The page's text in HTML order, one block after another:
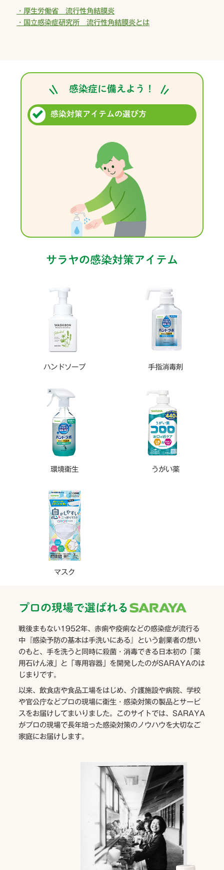
・厚生労働省 流行性角結膜炎
・国立感染症研究所 流行性角結膜炎とは
感染症に備えよう！
感染対策アイテムの選び方
サラヤの感染対策アイテム
ハンドソープ 手指消毒剤
環境衛生 うがい薬
マスク
プロの現場で選ばれる
戦後まもない1952年、赤痢や疫痢などの感染症が流行る
中『感染予防の基本は手洗いにある』という創業者の想い
のもと、手を洗うと同時に殺菌・消毒できる日本初の「薬
用石けん液」と「専用容器」を開発したのがSARAYAのは
じまりです。
以来、飲食店や食品工場をはじめ、介護施設や病院、学校
や官公庁などプロの現場に衛生・感染対策の製品とサービ
スをお届けしてまいりました。このサイトでは、SARAYA
がプロの現場で長年培った感染対策のノウハウを大切なご
家庭にお届けします。